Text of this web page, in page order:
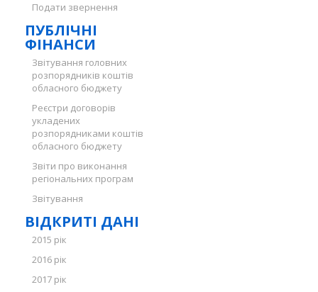
Подати звернення
ПУБЛІЧНІ
ФІНАНСИ
Звітування головних
розпорядників коштів
обласного бюджету
Реєстри договорів
укладених
розпорядниками коштів
обласного бюджету
Звіти про виконання
регіональних програм
Звітування
ВІДКРИТІ ДАНІ
2015 рік
2016 рік
2017 рік